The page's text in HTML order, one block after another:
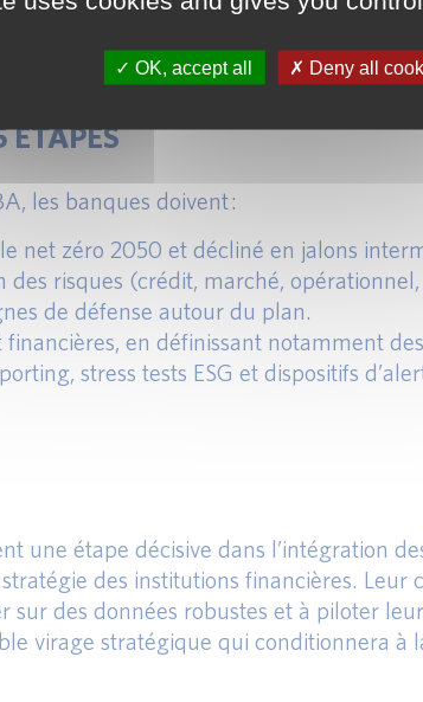
exemples illustrent l’ancrage
ÉTAPES
les banques doivent :
net zéro 2050 et décliné en jalons
des risques (crédit, marché,
de défense autour du plan.
en définissant notamment
stress tests ESG et dispositifs
une étape décisive dans l’intégration
des institutions financières.
sur des données robustes et à piloter
virage stratégique qui conditionnera
OK, accept all Deny all